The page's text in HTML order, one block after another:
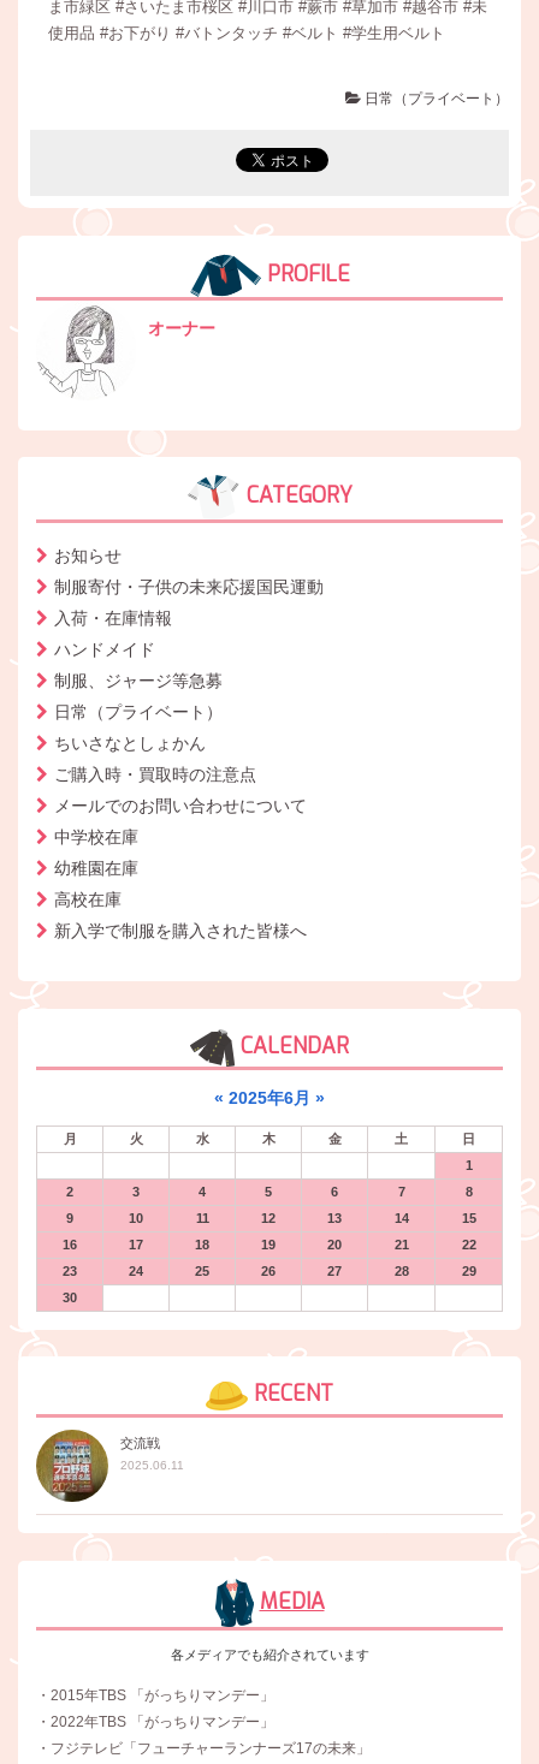
ま市緑区 #さいたま市桜区 #川口市 #蕨市 #草加市 #越谷市 #未
使用品 #お下がり #バトンタッチ #ベルト #学生用ベルト
日常（プライベート）
PROFILE
オーナー
CATEGORY
お知らせ
制服寄付・子供の未来応援国民運動
入荷・在庫情報
ハンドメイド
制服、ジャージ等急募
日常（プライベート）
ちいさなとしょかん
ご購入時・買取時の注意点
メールでのお問い合わせについて
中学校在庫
幼稚園在庫
高校在庫
新入学で制服を購入された皆様へ
CALENDAR
« 2025年6月 »
月 火 水 木 金 土
日
1
2
3 4 5 6 7
8
9
10 11 12 13 14
15
16
17 18 19 20 21
22
23
24 25 26 27 28
29
30
RECENT
交流戦
2025.06.11
MEDIA
各メディアでも紹介されています
・2015年TBS 「がっちりマンデー」
・2022年TBS 「がっちりマンデー」
・フジテレビ「フューチャーランナーズ17の未来」